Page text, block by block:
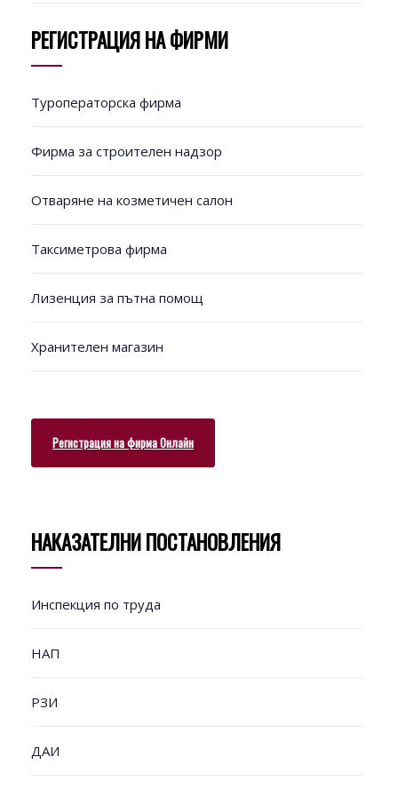
РЕГИСТРАЦИЯ НА ФИРМИ
Туроператорска фирма
Фирма за строителен надзор
Отваряне на козметичен салон
Таксиметрова фирма
Лизенция за пътна помощ
Хранителен магазин
Регистрация на фирма Онлайн
НАКАЗАТЕЛНИ ПОСТАНОВЛЕНИЯ
Инспекция по труда
НАП
РЗИ
ДАИ